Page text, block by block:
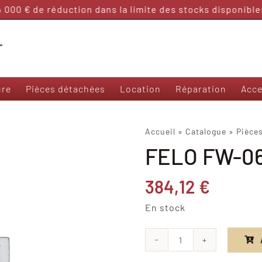
€ de réduction dans la limite des stocks disponibles
Nos modèles 50 et sans permis
Pièces détachées Location Réparation
Accueil » Catalogue »
FELO FW-
384,12 €
En stock
quantité